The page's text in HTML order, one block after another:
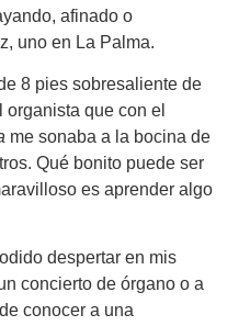
afinado o
uno en La Palma.
8 pies sobresaliente de
que con el
me sonaba a la bocina de
Qué bonito puede ser
es aprender algo
despertar en mis
concierto de órgano o a
conocer a una